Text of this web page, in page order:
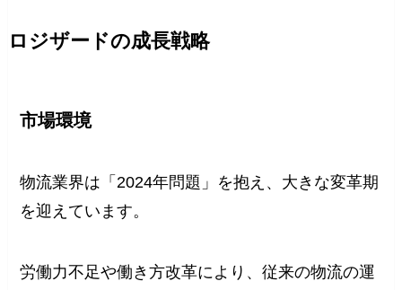
ロジザードの成長戦略
市場環境
物流業界は「2024年問題」を抱え、大きな変革期
を迎えています。
労働力不足や働き方改革により、従来の物流の運